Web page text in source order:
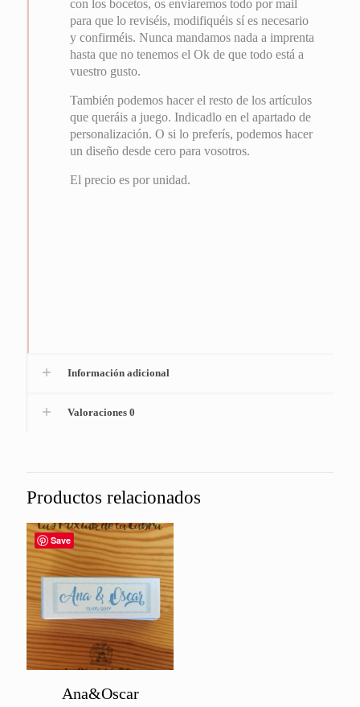
con los bocetos, os enviaremos todo por mail
para que lo reviséis, modifiquéis sí es necesario
y confirméis. Nunca mandamos nada a imprenta
hasta que no tenemos el Ok de que todo está a
vuestro gusto.
También podemos hacer el resto de los artículos
que queráis a juego. Indicadlo en el apartado de
personalización. O si lo preferís, podemos hacer
un diseño desde cero para vosotros.
El precio es por unidad.
Información adicional
Valoraciones 0
Productos relacionados
Save
Ana&Oscar